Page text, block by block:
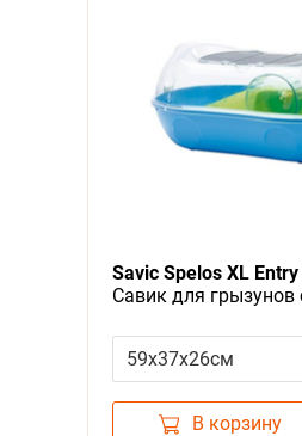
Savic Spelos XL Entry
Савик для грызунов
ассортименте
59х37х26см
В корзину